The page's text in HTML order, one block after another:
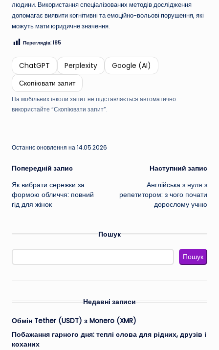
людини. Використання спеціалізованих методів дослідження
допомагає виявити когнітивні та емоційно-вольові порушення, які
можуть мати юридичне значення.
Переглядів: 185
ChatGPT Perplexity
Google (AI)
Скопіювати запит
На мобільних інколи запит не підставляється автоматично —
використайте “Скопіювати запит”.
Останнє оновлення на 14.05.2026
Навігація
по
запису
Попередній запис
Як вибрати сережки за
формою обличчя: повний
гід для жінок
Наступний запис
Англійська з нуля з
репетитором: з чого почати
дорослому учню
Пошук
Пошук
Недавні записи
Обмін Tether (USDT) з Monero (XMR)
Побажання гарного дня: теплі слова для рідних, друзів і
коханих